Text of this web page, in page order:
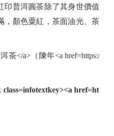
印普洱圓茶除了其身世價值
，顏色粟紅，茶面油光、茶